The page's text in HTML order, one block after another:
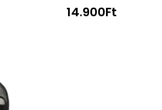
14.900Ft